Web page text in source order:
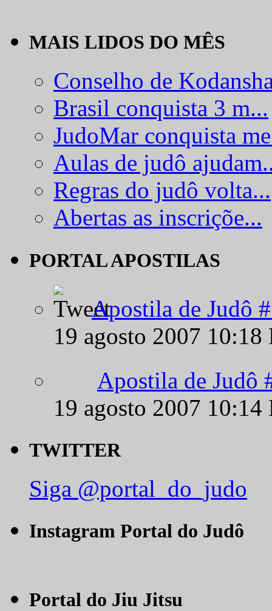
MAIS LIDOS DO MÊS
Conselho de
Brasil conquista 3 m...
JudoMar conquista
Aulas de judô
Regras do judô volta...
Abertas as inscriçõe...
PORTAL APOSTILAS
Apostila de Judô
19 agosto 2007
Apostila de Judô
19 agosto 2007
TWITTER
Siga @portal_do_judo
Instagram Portal do Judô
Portal do Jiu Jitsu